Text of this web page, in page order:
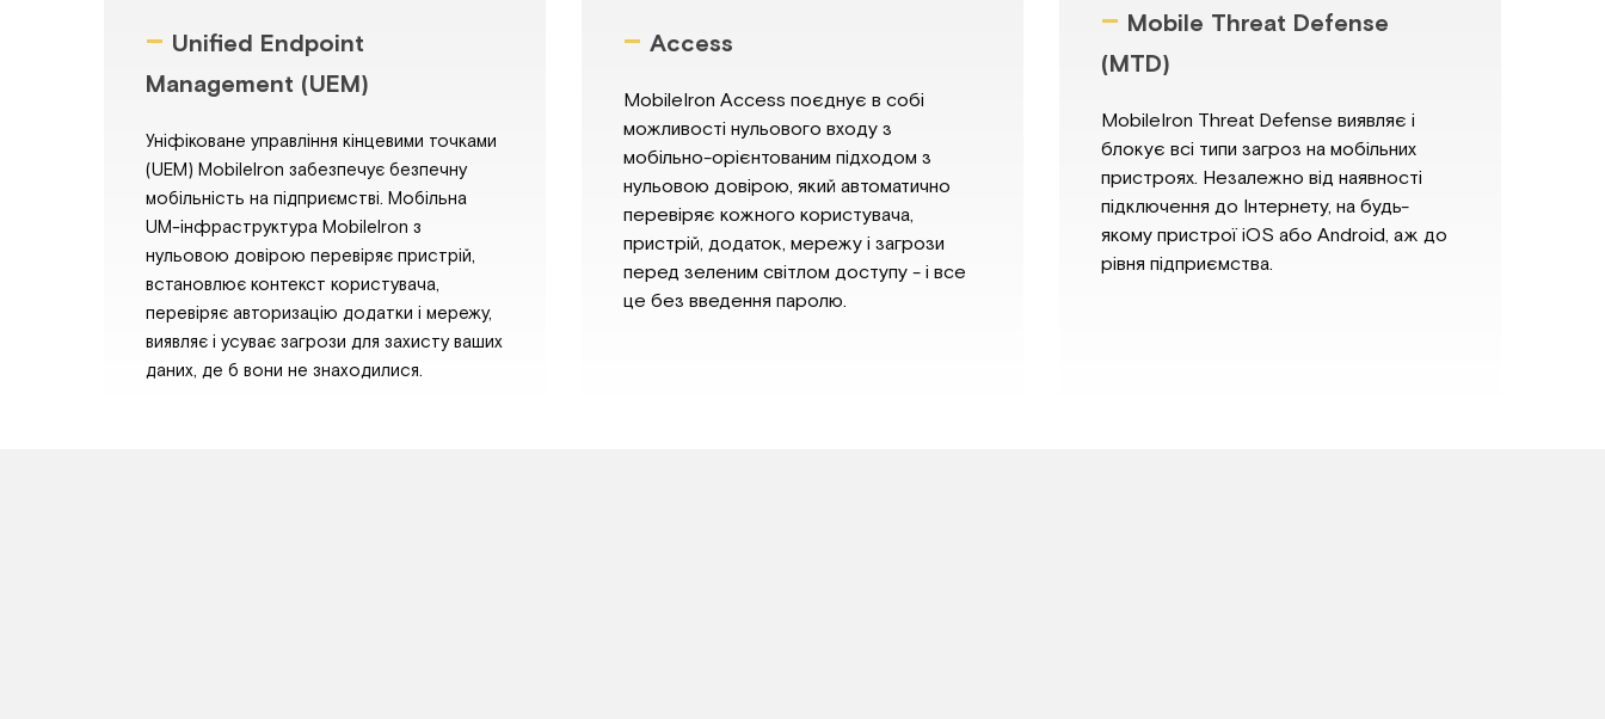
– Unified Endpoint
Management (UEM)
Уніфіковане управління кінцевими точками
(UEM) MobileIron забезпечує безпечну
мобільність на підприємстві. Мобільна
UM-інфраструктура MobileIron з
нульовою довірою перевіряє пристрій,
встановлює контекст користувача,
перевіряє авторизацію додатки і мережу,
виявляє і усуває загрози для захисту ваших
даних, де б вони не знаходилися.
– Access
MobileIron Access поєднує в собі
можливості нульового входу з
мобільно-орієнтованим підходом з
нульовою довірою, який автоматично
перевіряє кожного користувача,
пристрій, додаток, мережу і загрози
перед зеленим світлом доступу - і все
це без введення паролю.
– Mobile Threat Defense
(MTD)
MobileIron Threat Defense виявляє і
блокує всі типи загроз на мобільних
пристроях. Незалежно від наявності
підключення до Інтернету, на будь-
якому пристрої iOS або Android, аж до
рівня підприємства.